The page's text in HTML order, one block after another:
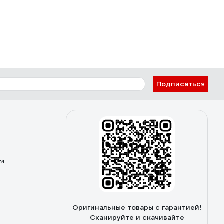
Подписаться
Оригинальные товары с гарантией!
Сканируйте и скачивайте